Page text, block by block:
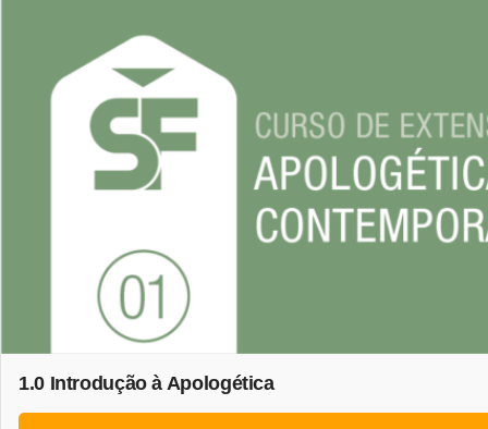
1.0 Introdução à Apologética